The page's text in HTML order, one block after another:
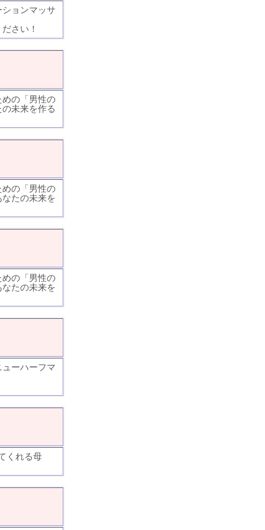
ョンマッサ
さい！
の「男性の
未来を作る
の「男性の
たの未来を
の「男性の
たの未来を
ーハーフマ
くれる母